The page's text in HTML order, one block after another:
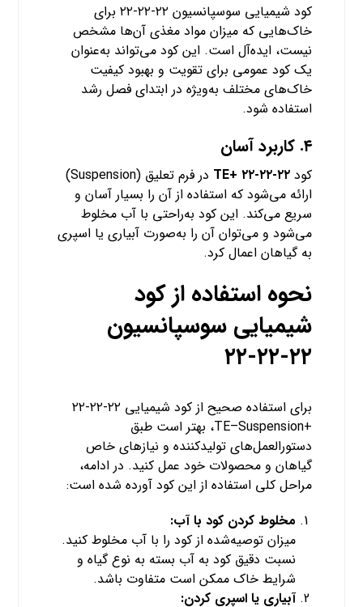
کود شیمیایی سوسپانسیون ۲۲-۲۲-۲۲ برای
خاک‌هایی که میزان مواد مغذی آن‌ها مشخص
نیست، ایده‌آل است. این کود می‌تواند به‌عنوان
یک کود عمومی برای تقویت و بهبود کیفیت
خاک‌های مختلف به‌ویژه در ابتدای فصل رشد
استفاده شود.
۴. کاربرد آسان
کود۲۲-۲۲-۲۲ +TE
در فرم تعلیق (Suspension)
ارائه می‌شود که استفاده از آن را بسیار آسان و
سریع می‌کند. این کود به‌راحتی با آب مخلوط
می‌شود و می‌توان آن را به‌صورت آبیاری یا اسپری
به گیاهان اعمال کرد.
نحوه استفاده از کود
شیمیایی سوسپانسیون
۲۲-۲۲-۲۲
برای استفاده صحیح از کود شیمیایی ۲۲-۲۲-۲۲
+TE–Suspension، بهتر است طبق
دستورالعمل‌های تولیدکننده و نیازهای خاص
گیاهان و محصولات خود عمل کنید. در ادامه،
مراحل کلی استفاده از این کود آورده شده است:
مخلوط کردن کود با آب:
میزان توصیه‌شده از کود را با آب مخلوط کنید.
نسبت دقیق کود به آب بسته به نوع گیاه و
شرایط خاک ممکن است متفاوت باشد.
آبیاری یا اسپری کردن: